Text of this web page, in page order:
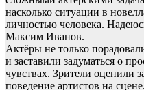
насколько ситуации в
личностью человека.
Максим Иванов.
Актёры не только
и заставили задуматься о
чувствах. Зрители оценили
поведение артистов на